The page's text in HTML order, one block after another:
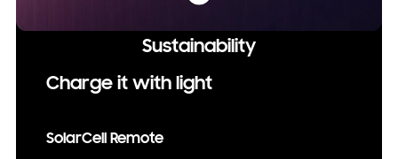
Sustainability
Charge it with light
SolarCell Remote